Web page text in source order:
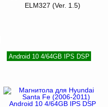
ELM327 (Ver. 1.5)
Android 10 4/64GB IPS DSP